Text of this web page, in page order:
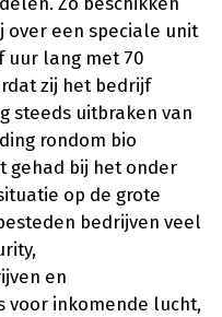
over een speciale unit
uur lang met 70
zij het bedrijf
steeds uitbraken van
rondom bio
gehad bij het onder
op de grote
bedrijven veel
en
voor inkomende lucht,